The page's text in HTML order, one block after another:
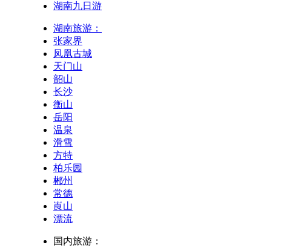
湖南九日游
湖南旅游：
张家界
凤凰古城
天门山
韶山
长沙
衡山
岳阳
温泉
滑雪
方特
柏乐园
郴州
常德
崀山
漂流
国内旅游：